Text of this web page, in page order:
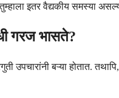
इतर वैद्यकीय समस्या
गरज भासते?
उपचारांनी बऱ्या होतात.